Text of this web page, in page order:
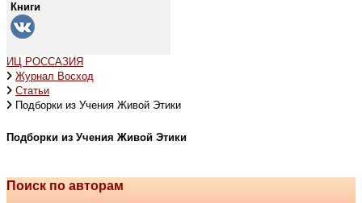
Книги
ИЦ РОССАЗИЯ
Журнал Восход
Статьи
Подборки из Учения Живой Этики
Подборки из Учения Живой Этики
Поиск по авторам